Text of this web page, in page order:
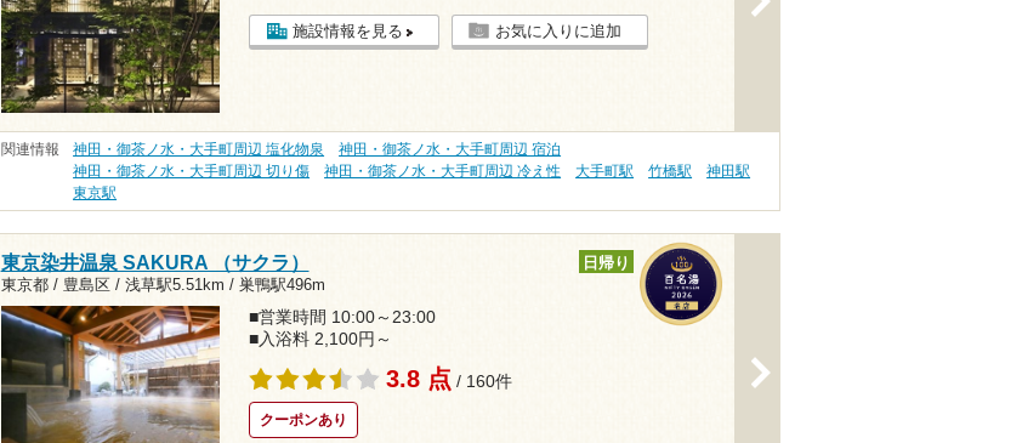
施設情報を見る お気に入りに追加
関連情報 神田・御茶ノ水・大手町周辺 塩化物泉
神田・御茶ノ水・大手町周辺 宿泊
神田・御茶ノ水・大手町周辺 切り傷
神田・御茶ノ水・大手町周辺 冷え性 大手町駅 竹橋駅
神田駅
東京駅
東京染井温泉 SAKURA （サクラ）
東京都 / 豊島区 / 浅草駅5.51km / 巣鴨駅496m
日帰り
■営業時間 10:00～23:00
■入浴料 2,100円～
3.8 点 / 160件
クーポンあり